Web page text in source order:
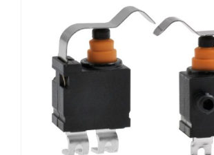
Công tắc siêu nhỏ SPST NC
chống nước IP 67